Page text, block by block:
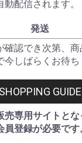
配信されます。
発送
確認でき次第、
しばらくお待ち
専用サイトとな
登録が必要です